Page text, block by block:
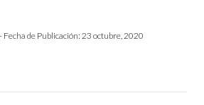
- Fecha de Publicación: 23 octubre, 2020